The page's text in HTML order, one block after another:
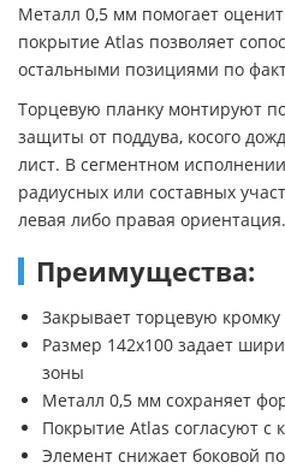
Металл 0,5 мм помогает
покрытие Atlas позволяет
остальными позициями по
Торцевую планку монтируют
защиты от поддува, косого
лист. В сегментном
радиусных или составных
левая либо правая ориентация.
Преимущества:
Закрывает торцевую кромку
Размер 142х100 задает
зоны
Металл 0,5 мм сохраняет
Покрытие Atlas согласуют с
Элемент снижает боковой